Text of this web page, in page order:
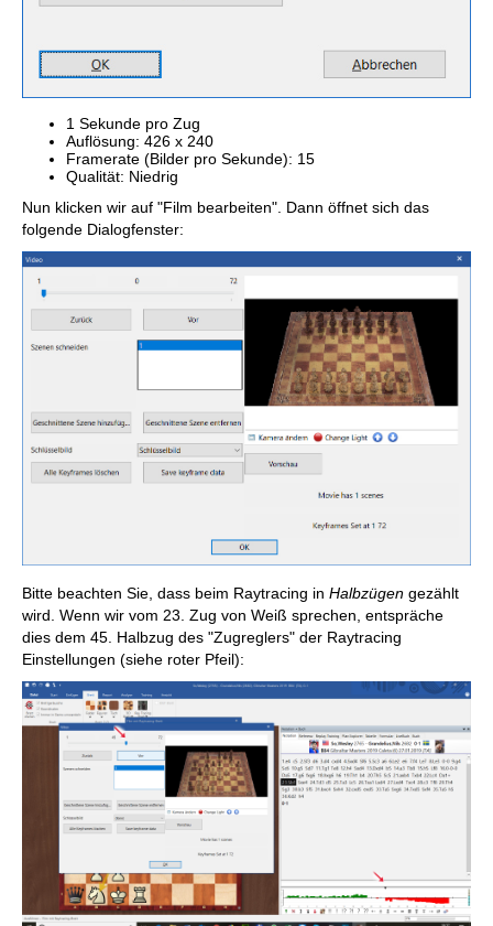
1 Sekunde pro Zug
Auflösung: 426 x 240
Framerate (Bilder pro Sekunde): 15
Qualität: Niedrig
Nun klicken wir auf "Film bearbeiten". Dann öffnet sich das
folgende Dialogfenster:
Bitte beachten Sie, dass beim Raytracing in Halbzügen gezählt
wird. Wenn wir vom 23. Zug von Weiß sprechen, entspräche
dies dem 45. Halbzug des "Zugreglers" der Raytracing
Einstellungen (siehe roter Pfeil):